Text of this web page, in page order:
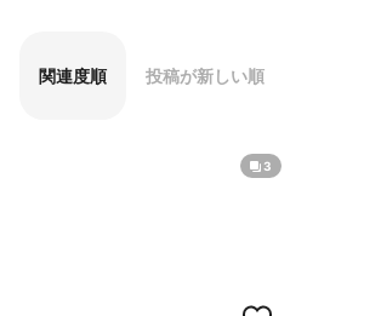
関連度順 投稿が新しい順
3